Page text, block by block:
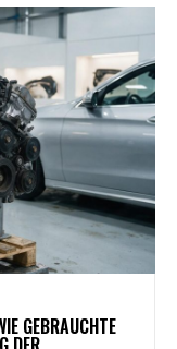
GEBRAUCHTE